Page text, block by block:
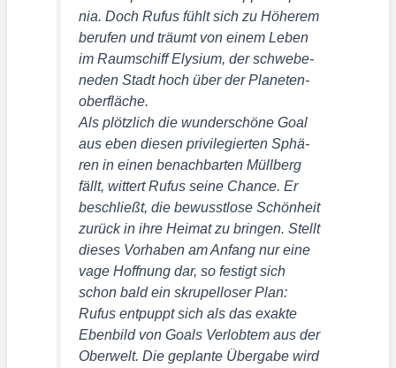
nia. Doch Rufus fühlt sich zu Höhe­rem
beru­fen und träumt von einem Leben
im Raum­schiff Ely­si­um, der schwe­be­
ne­den Stadt hoch über der Pla­ne­ten­
ober­flä­che.
Als plötz­lich die wun­der­schö­ne Goal
aus eben die­sen pri­vi­le­gier­ten Sphä­
ren in einen benach­bar­ten Müll­berg
fällt, wit­tert Rufus sei­ne Chan­ce. Er
beschließt, die bewusst­lo­se Schön­heit
zurück in ihre Hei­mat zu brin­gen. Stellt
die­ses Vor­ha­ben am Anfang nur eine
vage Hoff­nung dar, so fes­tigt sich
schon bald ein skru­pel­lo­ser Plan:
Rufus ent­puppt sich als das exak­te
Eben­bild von Goals Ver­lob­tem aus der
Ober­welt. Die geplan­te Über­ga­be wird